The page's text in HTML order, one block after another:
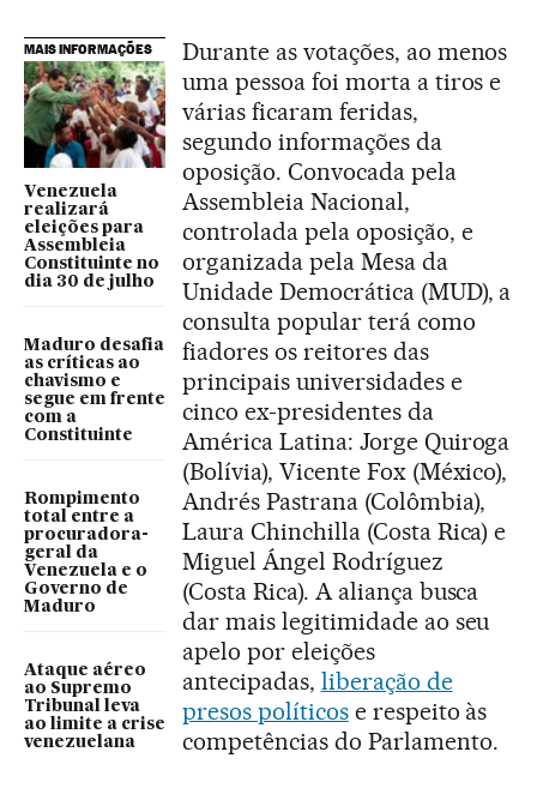
MAIS INFORMAÇÕES
Venezuela
realizará
eleições para
Assembleia
Constituinte no
dia 30 de julho
Maduro desafia
as críticas ao
chavismo e
segue em frente
com a
Constituinte
Rompimento
total entre a
procuradora-
geral da
Venezuela e o
Governo de
Maduro
Ataque aéreo
ao Supremo
Tribunal leva
ao limite a crise
venezuelana
Durante as votações, ao menos
uma pessoa foi morta a tiros e
várias ficaram feridas,
segundo informações da
oposição. Convocada pela
Assembleia Nacional,
controlada pela oposição, e
organizada pela Mesa da
Unidade Democrática (MUD), a
consulta popular terá como
fiadores os reitores das
principais universidades e
cinco ex-presidentes da
América Latina: Jorge Quiroga
(Bolívia), Vicente Fox (México),
Andrés Pastrana (Colômbia),
Laura Chinchilla (Costa Rica) e
Miguel Ángel Rodríguez
(Costa Rica). A aliança busca
dar mais legitimidade ao seu
apelo por eleições
antecipadas, liberação de
presos políticose respeito às
competências do Parlamento.